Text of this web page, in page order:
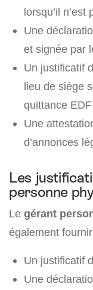
lorsqu’il
Une
et signée par
Un justificatif
lieu de siège
quittance
Une
d’annonces
Les
personne
Le gérant
également
Un justificatif
Une